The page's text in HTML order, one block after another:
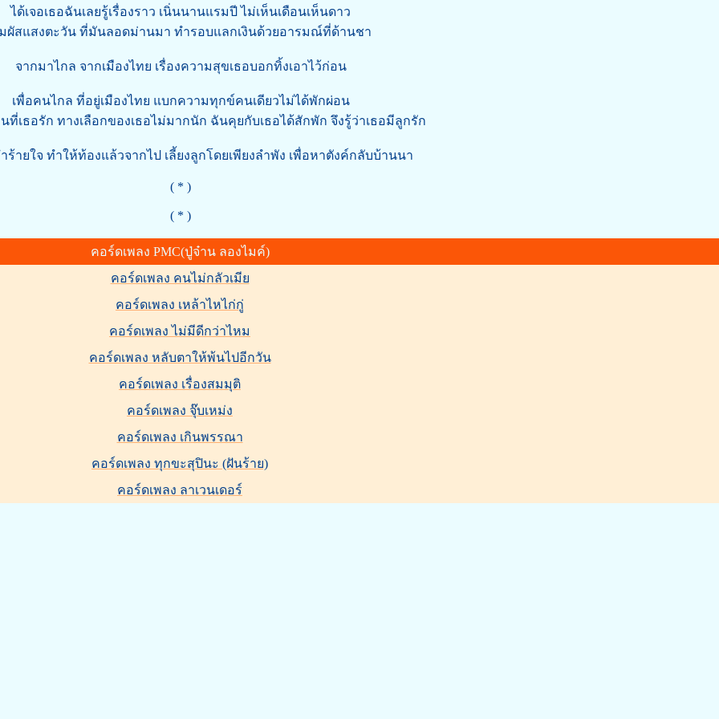
ได้เจอเธอฉันเลยรู้เรื่องราว เนิ่นนานแรมปี ไม่เห็นเดือนเห็นดาว
ผัสแสงตะวัน ที่มันลอดม่านมา ทำรอบแลกเงินด้วยอารมณ์ที่ด้านชา
จากมาไกล จากเมืองไทย เรื่องความสุขเธอบอกทิ้งเอาไว้ก่อน
เพื่อคนไกล ที่อยู่เมืองไทย แบกความทุกข์คนเดียวไม่ได้พักผ่อน
ที่เธอรัก ทางเลือกของเธอไม่มากนัก ฉันคุยกับเธอได้สักพัก จึงรู้ว่าเธอมีลูกรัก
ร้ายใจ ทำให้ท้องแล้วจากไป เลี้ยงลูกโดยเพียงลำพัง เพื่อหาตังค์กลับบ้านนา
( * )
( * )
คอร์ดเพลง PMC(ปู่จ๋าน ลองไมค์)
คอร์ดเพลง คนไม่กลัวเมีย
คอร์ดเพลง เหล้าไหไก่กู่
คอร์ดเพลง ไม่มีดีกว่าไหม
คอร์ดเพลง หลับตาให้พ้นไปอีกวัน
คอร์ดเพลง เรื่องสมมุติ
คอร์ดเพลง จุ๊บเหม่ง
คอร์ดเพลง เกินพรรณา
คอร์ดเพลง ทุกขะสุปินะ (ฝันร้าย)
คอร์ดเพลง ลาเวนเดอร์